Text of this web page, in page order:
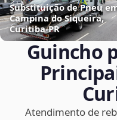
Substituição de Pneu
Campina do Siqueira,
Curitiba‑PR
Guincho
Atendimento de